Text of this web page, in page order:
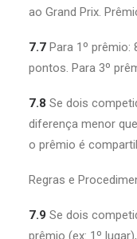
ao Grand Prix.
7.7 Para 1º prêmio:
pontos. Para 3º
7.8 Se dois
diferença menor
o prêmio é
Regras e
7.9 Se dois
prêmio (ex: 1º